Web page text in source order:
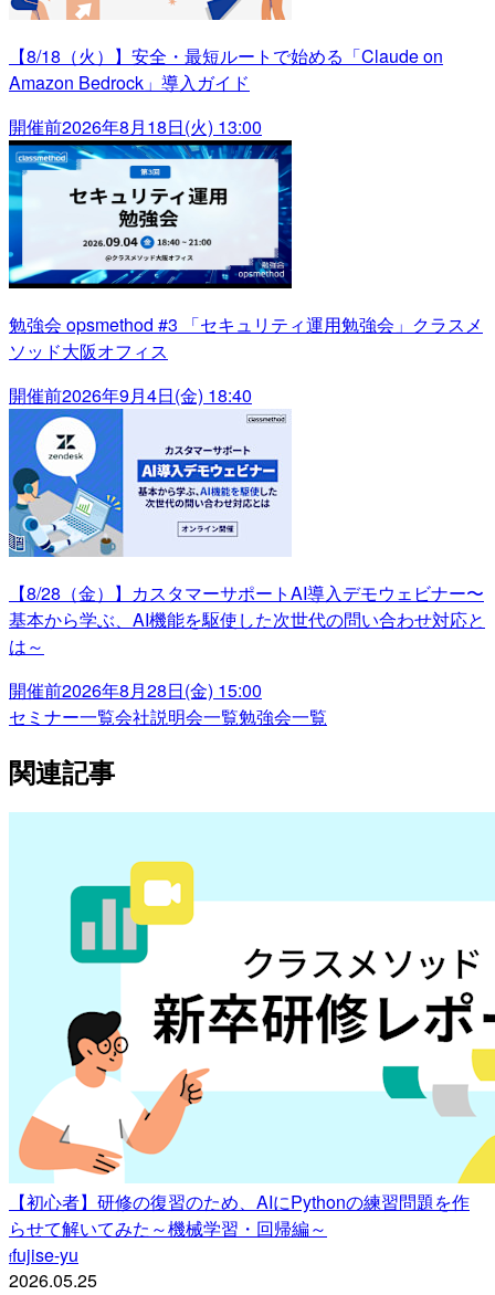
【8/18（火）】安全・最短ルートで始める「Claude on
Amazon Bedrock」導入ガイド
開催前2026年8月18日(火) 13:00
勉強会 opsmethod #3 「セキュリティ運用勉強会」クラスメ
ソッド大阪オフィス
開催前2026年9月4日(金) 18:40
【8/28（金）】カスタマーサポートAI導入デモウェビナー〜
基本から学ぶ、AI機能を駆使した次世代の問い合わせ対応と
は～
開催前2026年8月28日(金) 15:00
セミナー一覧会社説明会一覧勉強会一覧
関連記事
【初心者】研修の復習のため、AIにPythonの練習問題を作
らせて解いてみた～機械学習・回帰編～
ffujise-yu
2026.05.25